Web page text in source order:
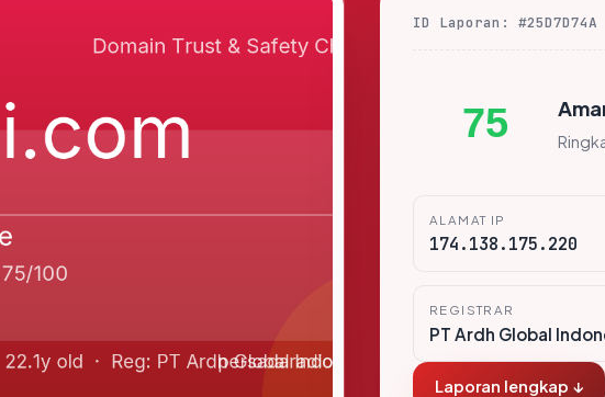
ID Laporan: #25D7D74A
75
ALAMAT IP
174.138.175.220
REGISTRAR
PT Ardh Global
Laporan lengkap ↓